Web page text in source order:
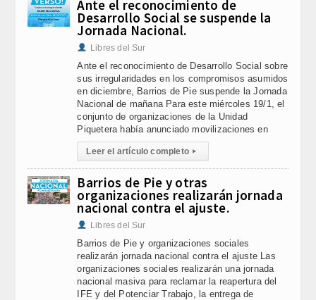
Ante el reconocimiento de
Desarrollo Social se suspende la
Jornada Nacional.
Libres del Sur
Ante el reconocimiento de Desarrollo Social sobre
sus irregularidades en los compromisos asumidos
en diciembre, Barrios de Pie suspende la Jornada
Nacional de mañana Para este miércoles 19/1, el
conjunto de organizaciones de la Unidad
Piquetera había anunciado movilizaciones en
Leer el artículo completo ▸
Barrios de Pie y otras
organizaciones realizarán jornada
nacional contra el ajuste.
Libres del Sur
Barrios de Pie y organizaciones sociales
realizarán jornada nacional contra el ajuste Las
organizaciones sociales realizarán una jornada
nacional masiva para reclamar la reapertura del
IFE y del Potenciar Trabajo, la entrega de